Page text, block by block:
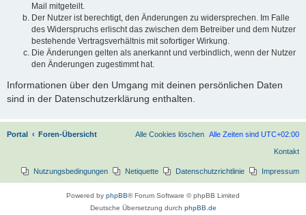
Mail mitgeteilt.
Der Nutzer ist berechtigt, den Änderungen zu widersprechen. Im Falle
des Widerspruchs erlischt das zwischen dem Betreiber und dem Nutzer
bestehende Vertragsverhältnis mit sofortiger Wirkung.
Die Änderungen gelten als anerkannt und verbindlich, wenn der Nutzer
den Änderungen zugestimmt hat.
Informationen über den Umgang mit deinen persönlichen Daten
sind in der Datenschutzerklärung enthalten.
Portal Foren-Übersicht Alle Zeiten sind UTC+02:00
Alle Cookies löschen
Kontakt
Impressum
Datenschutzrichtlinie
Netiquette
Nutzungsbedingungen
Powered by phpBB® Forum Software © phpBB Limited
Deutsche Übersetzung durch phpBB.de